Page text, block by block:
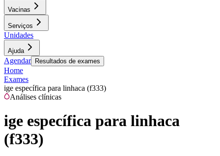
Vacinas
Serviços
Unidades
Ajuda
Agendar Resultados de exames
Home
Exames
ige específica para linhaca (f333)
Análises clínicas
ige específica para linhaca
(f333)